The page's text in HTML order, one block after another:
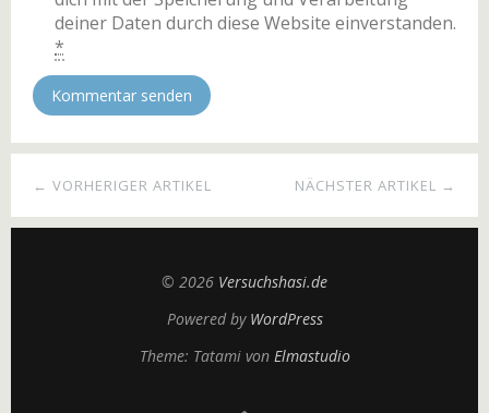
deiner Daten durch diese Website einverstanden.
*
NÄCHSTER ARTIKEL →
← VORHERIGER ARTIKEL
© 2026 Versuchshasi.de
Powered by WordPress
Theme: Tatami von Elmastudio